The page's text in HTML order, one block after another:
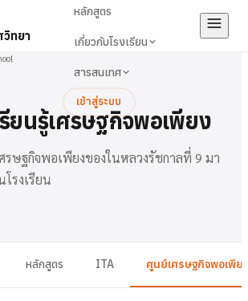
วิทยา
หลักสูตร
เกี่ยวกับโรงเรียน
สารสนเทศ
เข้าสู่ระบบ
ยนรู้เศรษฐกิจพอเพียง
ษฐกิจพอเพียงของในหลวงรัชกาลที่ 9 มา
รงเรียน
หลักสูตร ITA ศูนย์เศรษฐกิจพอเพีย